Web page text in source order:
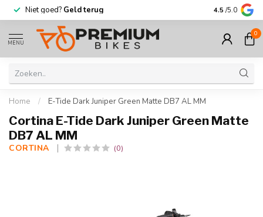
Niet goed? Geld terug Meer dan
4.5 /5.0
MENU
0
Home / E-Tide Dark Juniper Green Matte DB7 AL MM
Cortina E-Tide Dark Juniper Green Matte
DB7 AL MM
CORTINA (0)